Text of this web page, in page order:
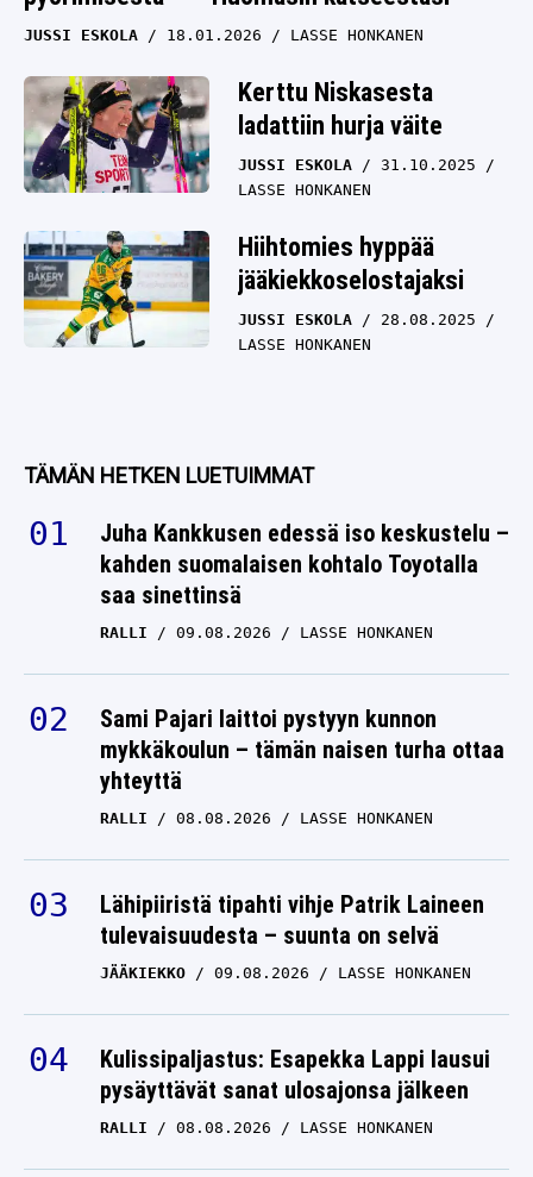
JUSSI ESKOLA 18.01.2026 LASSE HONKANEN
Kerttu Niskasesta
ladattiin hurja väite
JUSSI ESKOLA
31.10.2025
LASSE HONKANEN
Hiihtomies hyppää
jääkiekkoselostajaksi
JUSSI ESKOLA
28.08.2025
LASSE HONKANEN
TÄMÄN HETKEN LUETUIMMAT
Juha Kankkusen edessä iso keskustelu –
kahden suomalaisen kohtalo Toyotalla
saa sinettinsä
RALLI 09.08.2026 LASSE HONKANEN
Sami Pajari laittoi pystyyn kunnon
mykkäkoulun – tämän naisen turha ottaa
yhteyttä
RALLI 08.08.2026 LASSE HONKANEN
Lähipiiristä tipahti vihje Patrik Laineen
tulevaisuudesta – suunta on selvä
JÄÄKIEKKO 09.08.2026 LASSE HONKANEN
Kulissipaljastus: Esapekka Lappi lausui
pysäyttävät sanat ulosajonsa jälkeen
RALLI 08.08.2026 LASSE HONKANEN